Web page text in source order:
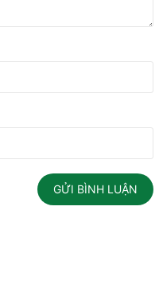
GỬI BÌNH LUẬN